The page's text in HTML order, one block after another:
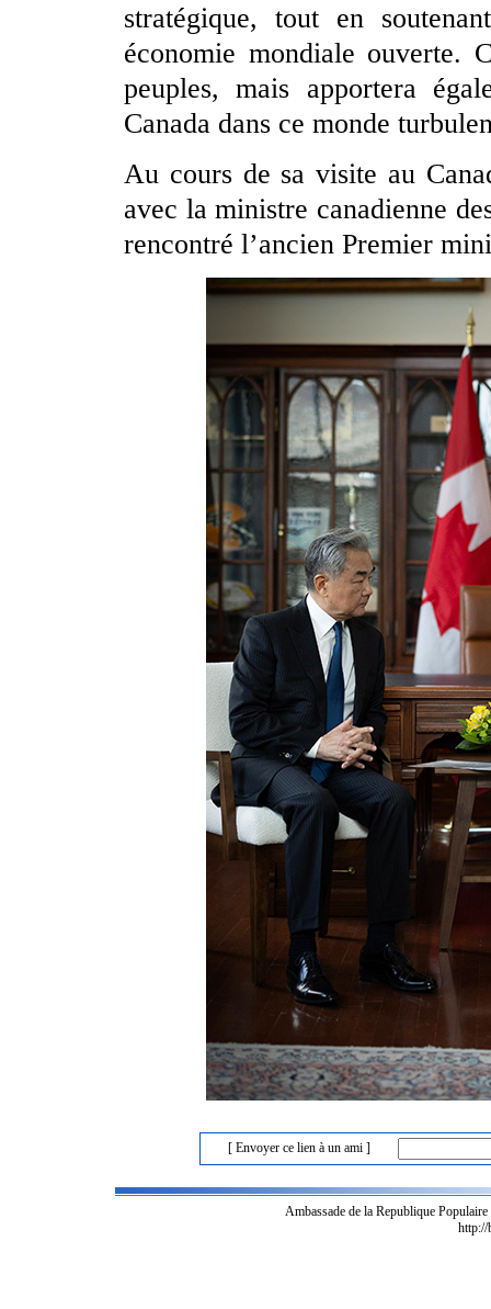
stratégique, tout en
économie mondiale ouverte.
peuples, mais apportera
Canada dans ce monde
Au cours de sa visite au
avec la ministre canadienne
rencontré l’ancien Premier
[ Envoyer ce lien à un ami ]
Ambassade de la Republique
http://